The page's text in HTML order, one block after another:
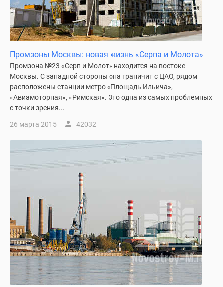
Промзоны Москвы: новая жизнь «Серпа и Молота»
Промзона №23 «Серп и Молот» находится на востоке
Москвы. С западной стороны она граничит с ЦАО, рядом
расположены станции метро «Площадь Ильича»,
«Авиамоторная», «Римская». Это одна из самых проблемных
с точки зрения...
26 марта 2015 42032